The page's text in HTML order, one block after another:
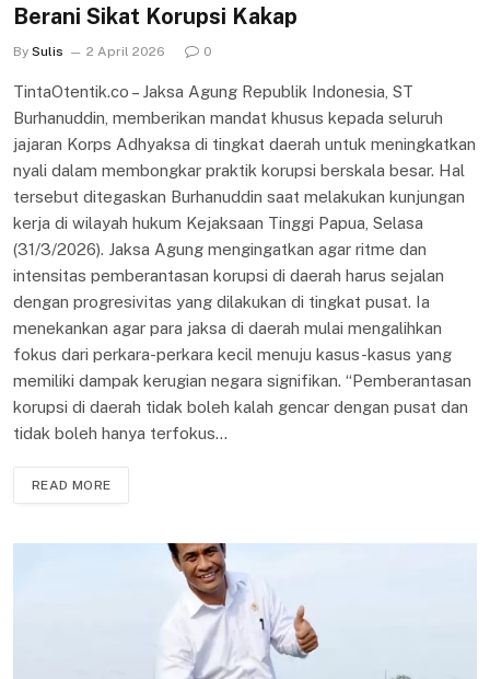
Berani Sikat Korupsi Kakap
By Sulis 2 April 2026 0
TintaOtentik.co – Jaksa Agung Republik Indonesia, ST
Burhanuddin, memberikan mandat khusus kepada seluruh
jajaran Korps Adhyaksa di tingkat daerah untuk meningkatkan
nyali dalam membongkar praktik korupsi berskala besar. Hal
tersebut ditegaskan Burhanuddin saat melakukan kunjungan
kerja di wilayah hukum Kejaksaan Tinggi Papua, Selasa
(31/3/2026). Jaksa Agung mengingatkan agar ritme dan
intensitas pemberantasan korupsi di daerah harus sejalan
dengan progresivitas yang dilakukan di tingkat pusat. Ia
menekankan agar para jaksa di daerah mulai mengalihkan
fokus dari perkara-perkara kecil menuju kasus-kasus yang
memiliki dampak kerugian negara signifikan. “Pemberantasan
korupsi di daerah tidak boleh kalah gencar dengan pusat dan
tidak boleh hanya terfokus…
READ MORE